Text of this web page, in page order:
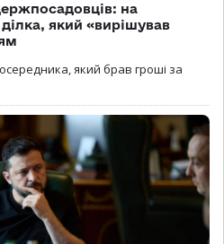
на
який «вирішував
який брав гроші за